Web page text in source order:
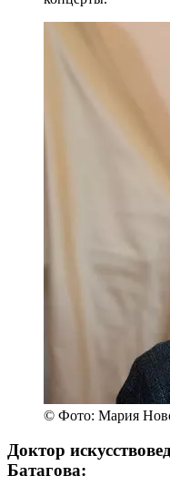
© Фото: Мария
Доктор
Батагова: